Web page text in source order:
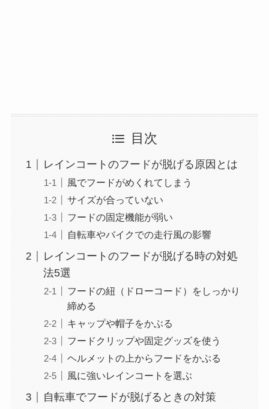
目次
レインコートのフードが脱げる原因とは
風でフードがめくれてしまう
サイズが合っていない
フードの固定機能が弱い
自転車やバイクでの走行風の影響
レインコートのフードが脱げる時の対処
法5選
フードの紐（ドローコード）をしっかり
締める
キャップや帽子をかぶる
フードクリップや固定グッズを使う
ヘルメットの上からフードをかぶる
風に強いレインコートを選ぶ
自転車でフードが脱げるときの対策